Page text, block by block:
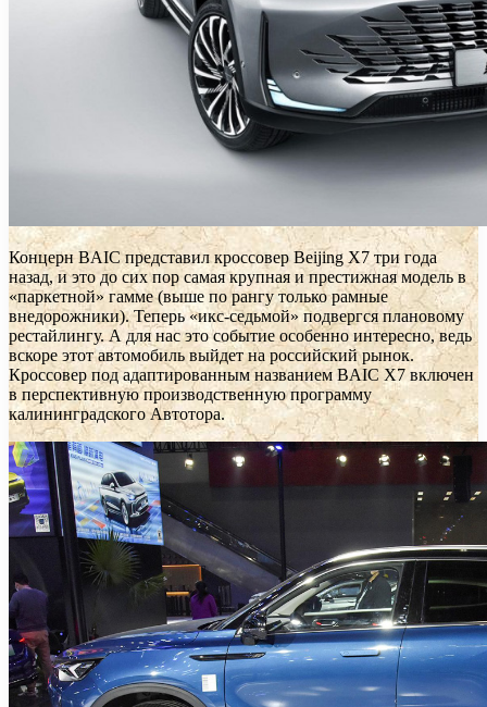
Концерн BAIC представил кроссовер Beijing X7 три года
назад, и это до сих пор самая крупная и престижная модель в
«паркетной» гамме (выше по рангу только рамные
внедорожники). Теперь «икс-седьмой» подвергся плановому
рестайлингу. А для нас это событие особенно интересно, ведь
вскоре этот автомобиль выйдет на российский рынок.
Кроссовер под адаптированным названием BAIC X7 включен
в перспективную производственную программу
калининградского Автотора.